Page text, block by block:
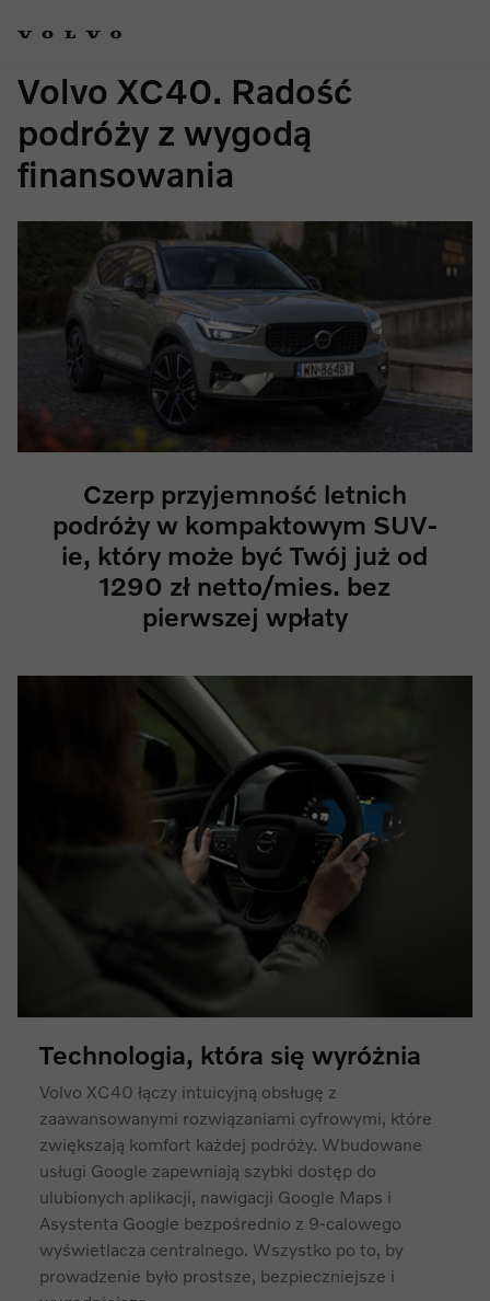
Volvo XC40. Radość
podróży z wygodą
finansowania
Czerp przyjemność letnich
podróży w kompaktowym SUV-
ie, który może być Twój już od
1290 zł netto/mies. bez
pierwszej wpłaty
Technologia, która się wyróżnia
Volvo XC40 łączy intuicyjną obsługę z
zaawansowanymi rozwiązaniami cyfrowymi, które
zwiększają komfort każdej podróży. Wbudowane
usługi Google zapewniają szybki dostęp do
ulubionych aplikacji, nawigacji Google Maps i
Asystenta Google bezpośrednio z 9-calowego
wyświetlacza centralnego. Wszystko po to, by
prowadzenie było prostsze, bezpieczniejsze i